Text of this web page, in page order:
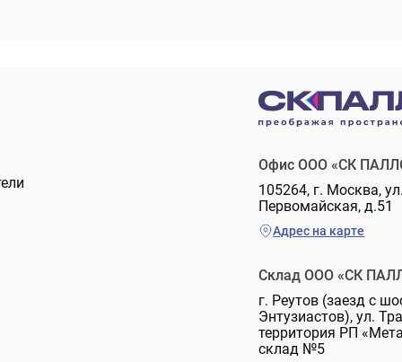
Офис ООО «СК
105264, г. Москва,
Первомайская, д.51
Адрес на карте
Склад ООО «СК
г. Реутов (заезд с
Энтузиастов), ул.
территория РП
склад №5